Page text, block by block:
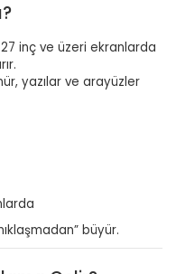
inç ve üzeri ekranlarda
yazılar ve arayüzler
büyür.